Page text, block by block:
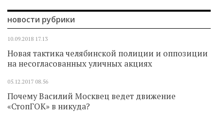
новости рубрики
10.09.2018 17.13
Новая тактика челябинской полиции и оппозиции
на несогласованных уличных акциях
05.12.2017 08.56
Почему Василий Москвец ведет движение
«СтопГОК» в никуда?